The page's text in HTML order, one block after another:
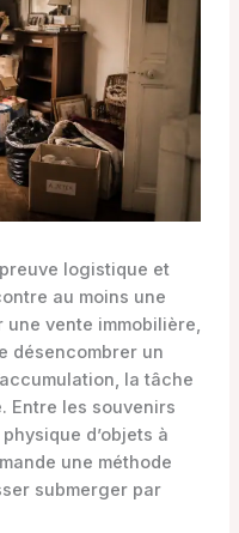
logistique et
au moins une
une vente immobilière,
désencombrer un
la tâche
Entre les souvenirs
d’objets à
une méthode
submerger par